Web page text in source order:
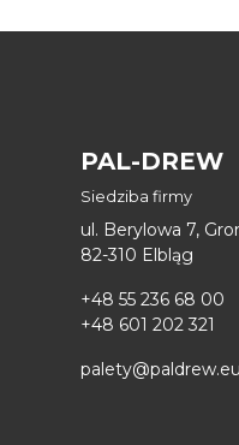
PAL-DREW
Siedziba firmy
ul. Berylowa 7,
82-310 Elbląg
+48 55 236 68 00
+48 601 202 321
palety@paldrew.eu